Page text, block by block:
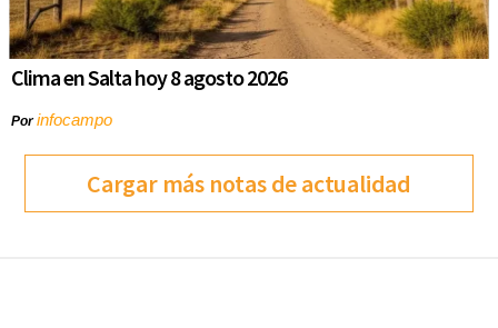
Clima en Salta hoy 8 agosto 2026
Porinfocampo
Cargar más notas de actualidad